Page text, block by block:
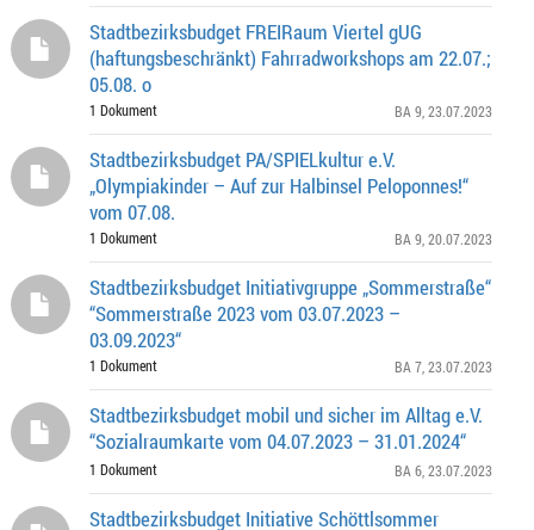
Stadtbezirksbudget FREIRaum Viertel gUG
(haftungsbeschränkt) Fahrradworkshops am 22.07.;
05.08. o
1 Dokument BA 9 , 23.07.2023
Stadtbezirksbudget PA/SPIELkultur e.V.
„Olympiakinder – Auf zur Halbinsel Peloponnes!“
vom 07.08.
1 Dokument BA 9 , 20.07.2023
Stadtbezirksbudget Initiativgruppe „Sommerstraße“
“Sommerstraße 2023 vom 03.07.2023 –
03.09.2023“
1 Dokument BA 7 , 23.07.2023
Stadtbezirksbudget mobil und sicher im Alltag e.V.
“Sozialraumkarte vom 04.07.2023 – 31.01.2024“
1 Dokument BA 6 , 23.07.2023
Stadtbezirksbudget Initiative Schöttlsommer